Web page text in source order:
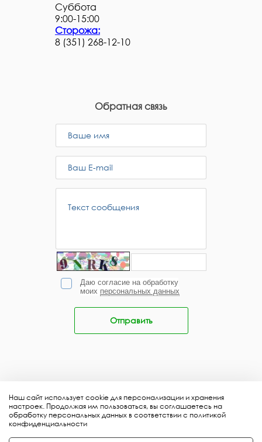
Суббота
9:00-15:00
Сторожа:
8 (351) 268-12-10
Обратная связь
Даю согласие на обработку
моих персональных данных
Отправить
Наш сайт использует cookie для персонализации и хранения
настроек. Продолжая им пользоваться, вы соглашаетесь на
обработку персональных данных в соответствии с политикой
конфиденциальности